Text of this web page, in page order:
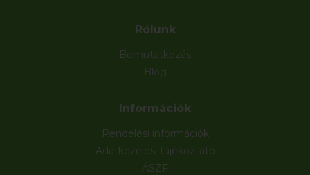
Rólunk
Bemutatkozás
Blog
Információk
Rendelési információk
Adatkezelési tájékoztató
ÁSZF